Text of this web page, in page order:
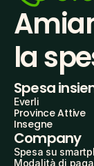
la
Spesa
Everli
Province Attive
Insegne
Company
Spesa su
Modalità di